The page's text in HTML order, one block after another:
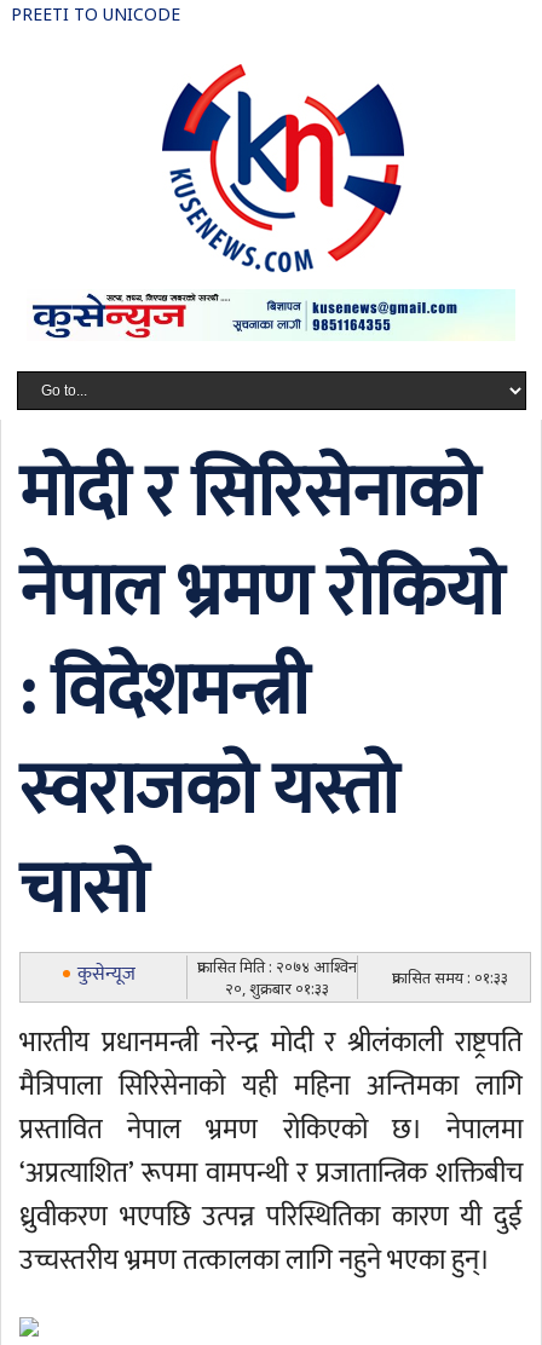
PREETI TO UNICODE
मोदी र सिरिसेनाको
नेपाल भ्रमण रोकियो
: विदेशमन्त्री
स्वराजको यस्तो
चासो
कुसेन्यूज
प्रकासित मिति : २०७४ आश्विन
२०, शुक्रबार ०१:३३
प्रकासित समय : ०१:३३
भारतीय प्रधानमन्त्री नरेन्द्र मोदी र श्रीलंकाली राष्ट्रपति
मैत्रिपाला सिरिसेनाको यही महिना अन्तिमका लागि
प्रस्तावित नेपाल भ्रमण रोकिएको छ। नेपालमा
‘अप्रत्याशित’ रूपमा वामपन्थी र प्रजातान्त्रिक शक्तिबीच
ध्रुवीकरण भएपछि उत्पन्न परिस्थितिका कारण यी दुई
उच्चस्तरीय भ्रमण तत्कालका लागि नहुने भएका हुन्।